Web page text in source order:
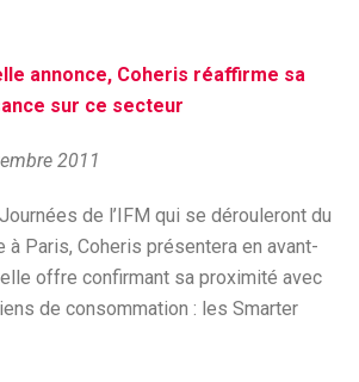
annonce, Coheris réaffirme sa
sur ce secteur
2011
de l’IFM qui se dérouleront du
à Paris, Coheris présentera en avant-
offre confirmant sa proximité avec
de consommation : les Smarter